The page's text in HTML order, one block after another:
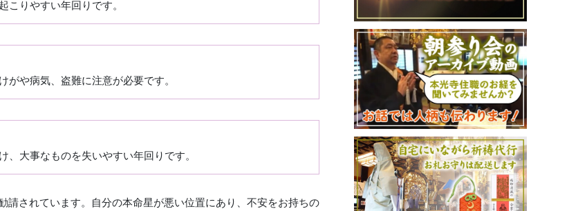
こりやすい年回りです。
や病気、盗難に注意が必要です。
大事なものを失いやすい年回りです。
されています。自分の本命星が悪い位置にあり、不安をお持ちの